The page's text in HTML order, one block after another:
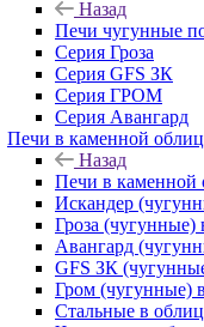
Назад
Печи чугунные
Серия Гроза
Серия GFS ЗК
Серия ГРОМ
Серия Авангард
Печи в каменной
Назад
Печи в каменной
Искандер
Гроза (чугунные)
Авангард
GFS ЗК
Гром (чугунные)
Стальные в